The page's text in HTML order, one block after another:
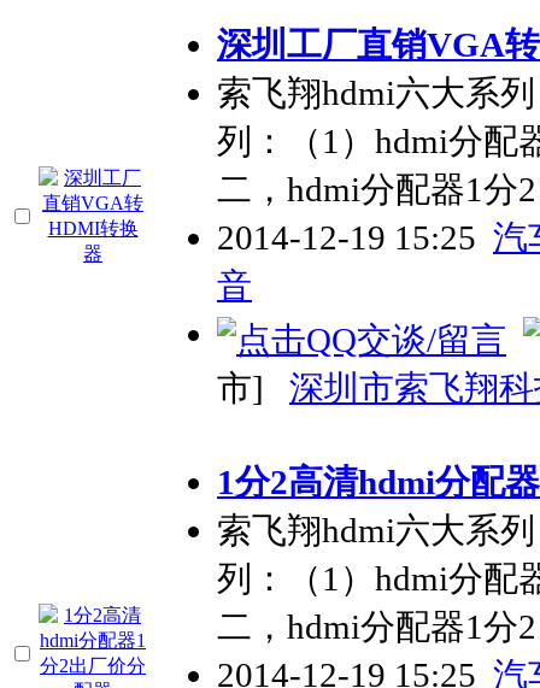
深圳工厂直销VGA
索飞翔hdmi六大系
列：（1）hdmi分配
二，hdmi分配器1分
2014-12-19 15:25 汽
音
市] 深圳市索飞翔
1分2高清hdmi分配
索飞翔hdmi六大系
列：（1）hdmi分配
二，hdmi分配器1分
2014-12-19 15:25 汽